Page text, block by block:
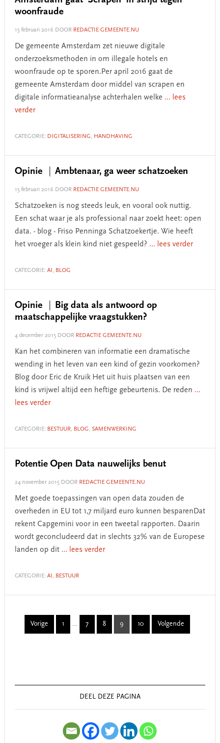
woonfraude
15 februari 2016 DOOR REDACTIE GEMEENTE.NU
De gemeente Amsterdam zet nieuwe digitale
onderzoeksmethoden in om illegale hotels en
woonfraude op te sporen.Per april 2016 gaat de
gemeente Amsterdam door middel van scrapen en
digitale informatieanalyse achterhalen welke ... lees
verder
CATEGORIE: DIGITALISERING, HANDHAVING
Opinie Ambtenaar, ga weer schatzoeken
15 februari 2016 DOOR REDACTIE GEMEENTE.NU
Schatzoeken is nog steeds leuk, en vooral ook nuttig.
Een schat waar je als professional naar zoekt heet: open
data. - blog - Friso Penninga Schatzoekertje. Wie heeft
het vroeger als klein kind niet gespeeld? ... lees verder
CATEGORIE: AI , BLOG
Opinie
Big data als antwoord op
maatschappelijke vraagstukken?
4 december 2015DOOR REDACTIE GEMEENTE.NU
Kan het combineren van informatie een dramatische
wending in het leven van een kind of gezin voorkomen?
Blog door Eric de Kruik Het uit huis plaatsen van een
kind is vrijwel altijd een heftige gebeurtenis. De reden ...
lees verder
CATEGORIE: BESTUUR, BLOG, SAMENWERKING
Potentie Open Data nauwelijks benut
24 november 2015DOOR REDACTIE GEMEENTE.NU
Met goede toepassingen van open data zouden de
overheden in EU tot 1,7 miljard euro kunnen besparenDat
rekent Capgemini voor in een tweetal rapporten. Daarin
wordt geconcludeerd dat in slechts 32% van de Europese
landen op dit ... lees verder
CATEGORIE: AI , BESTUUR
Vorige Page
1
Interim
pages
… Page
7 Page
8 Page
9 Page
10 Volgende
Sidebar
DEEL DEZE PAGINA